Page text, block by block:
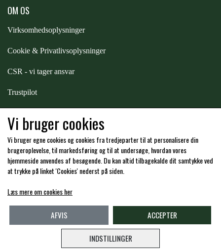
OM OS
Virksomhedsoplysninger
Cookie & Privatlivsoplysninger
CSR - vi tager ansvar
Trustpilot
Hos os kan du betale med:
Vi bruger cookies
Vi bruger egne cookies og cookies fra tredjeparter til at personalisere din
brugeroplevelse, til markedsføring og til at undersøge, hvordan vores
hjemmeside anvendes af besøgende. Du kan altid tilbagekalde dit samtykke ved
at trykke på linket 'Cookies' nederst på siden.
Læs mere om cookies her
INDSTILLINGER
AFVIS ACCEPTER